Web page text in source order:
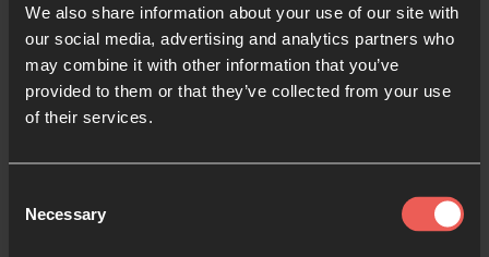
We also share information about your use of our site with
our social media, advertising and analytics partners who
may combine it with other information that you’ve
provided to them or that they’ve collected from your use
of their services.
Selection
Necessary
unos años después lanzaron una iniciativa llamada
Campus America, que movilizó a estudiantes
universitarios en cerca de mil campuses
universitarios a lo largo de la nación para buscar a
oración, iniciativas de oración, y los esfuerzos en
cuanto a la misión y la justicia social han seguido